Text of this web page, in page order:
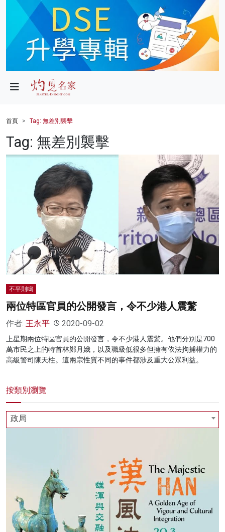
政局
財經
健康
科技
名家榜
灼見活動
首頁 Tag: 無差別襲擊
Tag: 無差別襲擊
不平則鳴
兩位特區官員的公開發言，令不少港人震驚
作者: 王永平 2020-09-02
上星期兩位特區官員的公開發言，令不少港人震驚。他們分別是700
萬市民之上的特首林鄭月娥，以及職級低很多但擁有依法拘捕權力的
高級警司陳天柱。這兩宗性質不同的事件都涉及重大公眾利益。
按類別瀏覽
政局